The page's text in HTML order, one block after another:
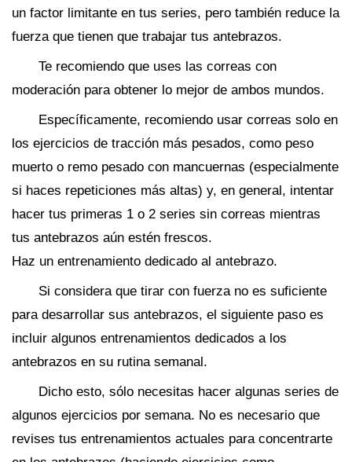
un factor limitante en tus series, pero también reduce la
fuerza que tienen que trabajar tus antebrazos.
Te recomiendo que uses las correas con
moderación para obtener lo mejor de ambos mundos.
Específicamente, recomiendo usar correas solo en
los ejercicios de tracción más pesados, como peso
muerto o remo pesado con mancuernas (especialmente
si haces repeticiones más altas) y, en general, intentar
hacer tus primeras 1 o 2 series sin correas mientras
tus antebrazos aún estén frescos.
Haz un entrenamiento dedicado al antebrazo.
Si considera que tirar con fuerza no es suficiente
para desarrollar sus antebrazos, el siguiente paso es
incluir algunos entrenamientos dedicados a los
antebrazos en su rutina semanal.
Dicho esto, sólo necesitas hacer algunas series de
algunos ejercicios por semana. No es necesario que
revises tus entrenamientos actuales para concentrarte